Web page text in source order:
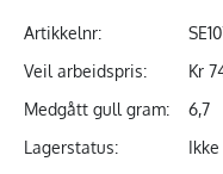
Artikkelnr:
Veil arbeidspris:
Kr
Medgått gull gram:
6,7
Lagerstatus: